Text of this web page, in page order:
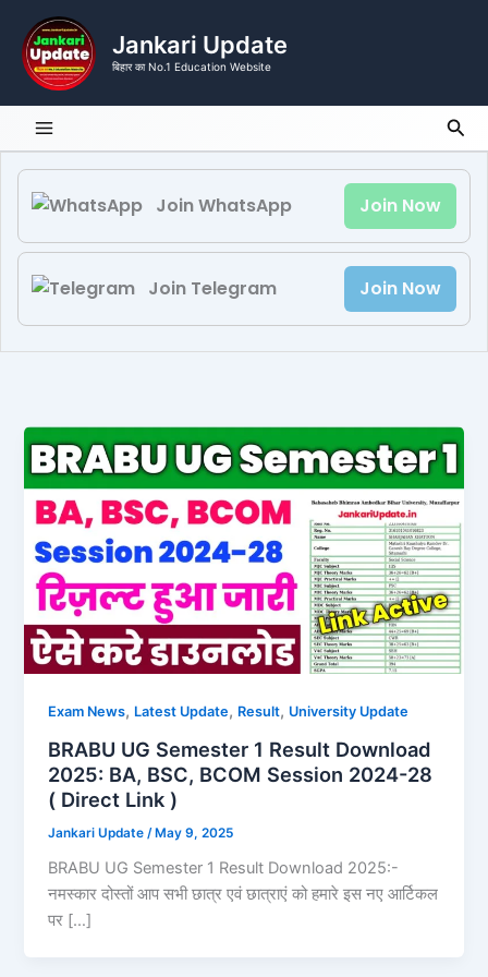
content
Jankari Update
बिहार का No.1 Education Website
Join WhatsApp Join Now
Join Telegram Join Now
Exam News, Latest Update, Result, University Update
BRABU UG Semester 1 Result Download
2025: BA, BSC, BCOM Session 2024-28
( Direct Link )
Jankari Update /May 9, 2025
BRABU UG Semester 1 Result Download 2025:-
नमस्कार दोस्तों आप सभी छात्र एवं छात्राएं को हमारे इस नए आर्टिकल
पर […]